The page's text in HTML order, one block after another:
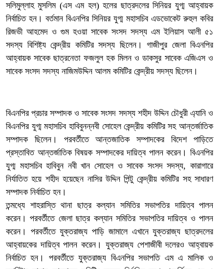
সলিমুল্লাহ মুসলিম (এস এম হল) হলের ছাত্রদলের সিনিয়র যুগ্ম আহ্বায়ক
নির্বাচিত হন। বর্তমান বিএনপির সিনিয়র যুগ্ম মহাসচিব এডভোকেট রুহুল কবির
রিজভী আহমেদ ও গুম হওয়া সাবেক সংসদ সদস্য এম ইলিয়াস আলী ৫১
সদস্য বিশিষ্ট্য কেন্দ্রীয় কমিটির সদস্য ছিলেন। গাজীপুর জেলা বিএনপির
আহ্বায়ক সাবেক ছাত্রনেতা ফজলুল হক মিলন ও ডাকসুর সাবেক এজিএস ও
সাবেক সংসদ সদস্য নাজিমউদ্দিন আলম কমিটির কেন্দ্রীয় সদস্য ছিলেন।
বিএনপির প্রচার সম্পাদক ও সাবেক সংসদ সদস্য শহীদ উদ্দিন চৌধুরী এ্যানি ও
বিএনপির যুগ্ম মহাসচিব হাবিবুনন্নবী সোহেল কেন্দ্রীয় কমিটির সহ আন্তর্জাতিক
সম্পাদক ছিলেন। পরবর্তীতে আন্তজাতিক সম্পাদকের বিদেশ পাড়িতে
প্রস্তাবিত আন্তর্জাতিক বিষয়ক সম্পাদকের দায়িত্ব পালন করেন। বিএনপির
যুগ্ম মহাসচিব হাবিবুন নবী খান সোহেল ও সাবেক সংসদ সদস্য, কারাগারে
নির্যাতিত হয়ে শহীদ হয়েছেন নাসির উদ্দিন পিন্টু কেন্দ্রীয় কমিটির সহ সাধারণ
সম্পাদক নির্বাচিত হন।
তন্মধ্যে শাহরাস্তি থানা ছাত্র কল্যান সমিতির সভাপতির দায়িত্ব পালন
করেন। পরবর্তীতে জেলা ছাত্র কল্যান সমিতির সভাপতির দায়িত্ব ও পালন
করেন। পরবর্তীতে যুক্তরাজ্য পাড়ি জামালে এখানে যুক্তরাজ্য ছাত্রদলের
আহ্বায়কের দায়িত্ব পালন করেন। যুক্তরাজ্য পেশাজীবী দলেরও আহ্বায়ক
নির্বাচিত হন। পরবর্তীতে যুক্তরাজ্য বিএনপির সভাপতি এম এ মালিক ও